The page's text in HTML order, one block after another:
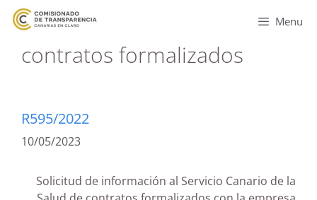
Menu
contratos formalizados
R595/2022
10/05/2023
Solicitud de información al Servicio Canario de la